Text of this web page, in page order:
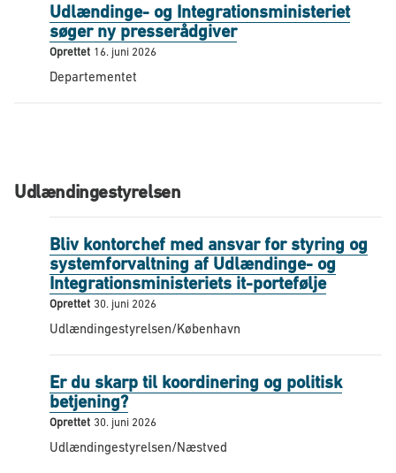
Udlændinge- og Integrationsministeriet
søger ny presserådgiver
Oprettet 16. juni 2026
Departementet
Udlændingestyrelsen
Bliv kontorchef med ansvar for styring og
systemforvaltning af Udlændinge- og
Integrationsministeriets it-portefølje
Oprettet 30. juni 2026
Udlændingestyrelsen/København
Er du skarp til koordinering og politisk
betjening?
Oprettet 30. juni 2026
Udlændingestyrelsen/Næstved